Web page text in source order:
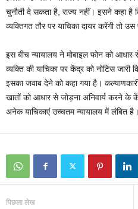
चुनौती दे सकता है, राज्य नहीं। इसने कहा है
व्यक्तिगत तौर पर याचिका दायर करेंगी तो उस
इस बीच न्यायालय ने मोबाइल फोन को
व्यक्ति की याचिका पर केंद्र को नोटिस
इसका जवाब देने को कहा गया है।
खातों को आधार से जोड़ना अनिवार्य करने के
अनेक याचिकाएं उच्चतम न्यायालय में लंबित है।
पिछला लेख